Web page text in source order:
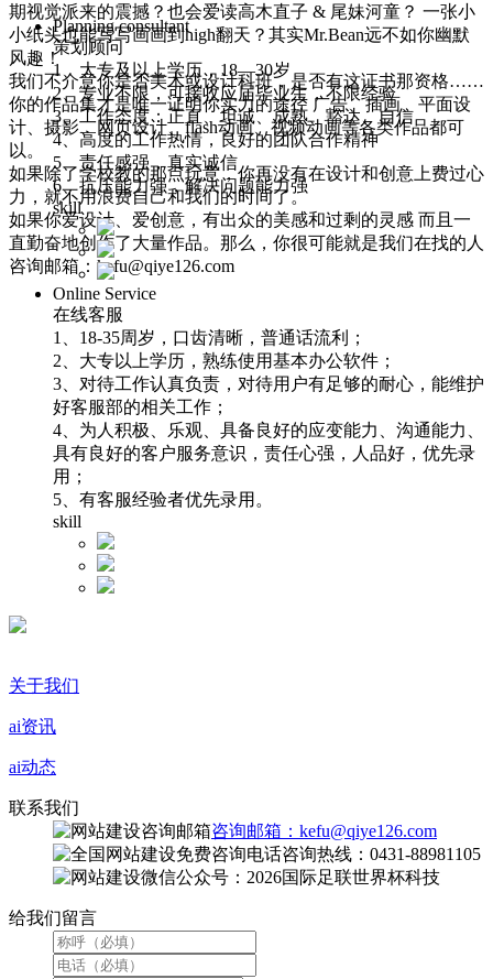
期视觉派来的震撼？也会爱读高木直子 & 尾妹河童？ 一张小
小纸头也能写写画画到high翻天？其实Mr.Bean远不如你幽默
风趣！
我们不介意你是否美术或设计科班，是否有这证书那资格……
你的作品集才是唯一证明你实力的途径 广告、插画、平面设
计、摄影、网页设计、flash动画、视频动画等各类作品都可
以。
如果除了学校教的那点玩意，你再没有在设计和创意上费过心
力，就不用浪费自己和我们的时间了。
如果你爱设计、爱创意，有出众的美感和过剩的灵感 而且一
直勤奋地创作了大量作品。那么，你很可能就是我们在找的人
咨询邮箱：kefu@qiye126.com
Planning consultant
策划顾问
1、大专及以上学历，18—30岁
2、专业不限，可接收应届毕业生，不限经验
3、工作态度：正直、坦诚、成熟、豁达、自信
4、高度的工作热情，良好的团队合作精神
5、责任感强，真实诚信
6、抗压能力强，解决问题能力强
skill
Online Service
在线客服
1、18-35周岁，口齿清晰，普通话流利；
2、大专以上学历，熟练使用基本办公软件；
3、对待工作认真负责，对待用户有足够的耐心，能维护
好客服部的相关工作；
4、为人积极、乐观、具备良好的应变能力、沟通能力、
具有良好的客户服务意识，责任心强，人品好，优先录
用；
5、有客服经验者优先录用。
skill
关于我们
ai资讯
ai动态
联系我们
咨询邮箱：kefu@qiye126.com
咨询热线：0431-88981105
微信公众号：2026国际足联世界杯科技
给我们留言